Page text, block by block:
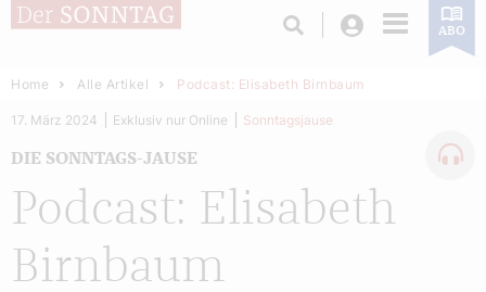
Login ABO
Home Alle Artikel Podcast: Elisabeth Birnbaum
Podcast: Elisabeth
Birnbaum
DIE SONNTAGS-JAUSE
17. März 2024 Exklusiv nur Online Sonntagsjause